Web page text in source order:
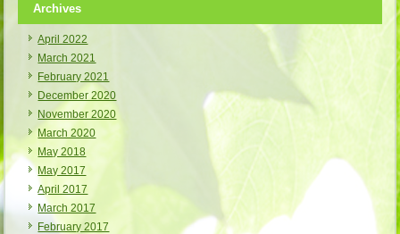
Archives
April 2022
March 2021
February 2021
December 2020
November 2020
March 2020
May 2018
May 2017
April 2017
March 2017
February 2017